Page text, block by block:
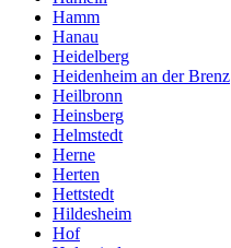
Hamm
Hanau
Heidelberg
Heidenheim an der Brenz
Heilbronn
Heinsberg
Helmstedt
Herne
Herten
Hettstedt
Hildesheim
Hof